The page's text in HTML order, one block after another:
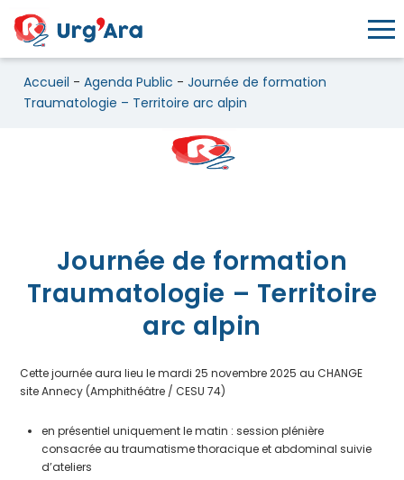
Accueil - Agenda Public - Journée de formation
Traumatologie – Territoire arc alpin
Journée de formation
Traumatologie – Territoire
arc alpin
Cette journée aura lieu le mardi 25 novembre 2025 au CHANGE
site Annecy (Amphithéâtre / CESU 74)
en présentiel uniquement le matin : session plénière
consacrée au traumatisme thoracique et abdominal suivie
d’ateliers